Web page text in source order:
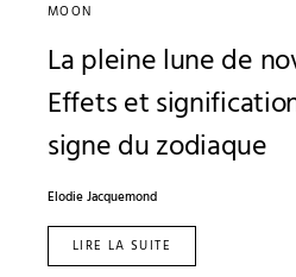
MOON
La pleine lune de
Effets et
signe du zodiaque
Elodie Jacquemond
LIRE LA SUITE